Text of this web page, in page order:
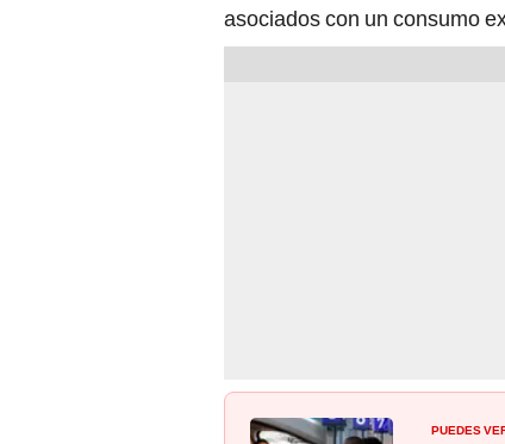
asociados con un consumo
PUEDES